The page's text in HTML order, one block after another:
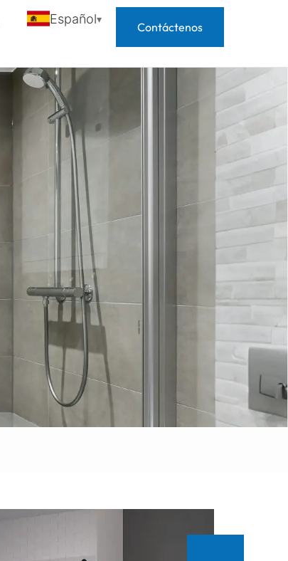
Español
Contáctenos